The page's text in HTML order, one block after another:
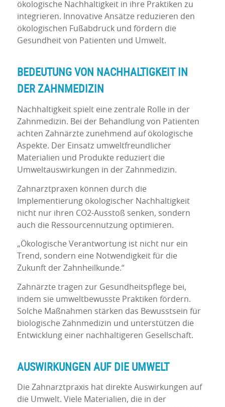
ökologische Nachhaltigkeit in ihre Praktiken zu
integrieren. Innovative Ansätze reduzieren den
ökologischen Fußabdruck und fördern die
Gesundheit von Patienten und Umwelt.
BEDEUTUNG VON NACHHALTIGKEIT IN
DER ZAHNMEDIZIN
Nachhaltigkeit spielt eine zentrale Rolle in der
Zahnmedizin. Bei der Behandlung von Patienten
achten Zahnärzte zunehmend auf ökologische
Aspekte. Der Einsatz umweltfreundlicher
Materialien und Produkte reduziert die
Umweltauswirkungen in der Zahnmedizin.
Zahnarztpraxen können durch die
Implementierung ökologischer Nachhaltigkeit
nicht nur ihren CO2-Ausstoß senken, sondern
auch die Ressourcennutzung optimieren.
„Ökologische Verantwortung ist nicht nur ein
Trend, sondern eine Notwendigkeit für die
Zukunft der Zahnheilkunde.“
Zahnärzte tragen zur Gesundheitspflege bei,
indem sie umweltbewusste Praktiken fördern.
Solche Maßnahmen stärken das Bewusstsein für
biologische Zahnmedizin und unterstützen die
Entwicklung einer nachhaltigeren Gesellschaft.
AUSWIRKUNGEN AUF DIE UMWELT
Die Zahnarztpraxis hat direkte Auswirkungen auf
die Umwelt. Viele Materialien, die in der